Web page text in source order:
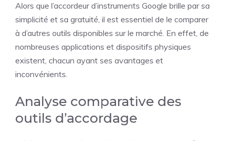
Alors que l’accordeur d’instruments Google brille par sa
simplicité et sa gratuité, il est essentiel de le comparer
à d’autres outils disponibles sur le marché. En effet, de
nombreuses applications et dispositifs physiques
existent, chacun ayant ses avantages et
inconvénients.
Analyse comparative des
outils d’accordage